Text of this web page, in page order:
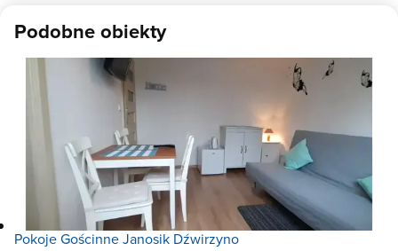
Podobne obiekty
Pokoje Gościnne Janosik Dźwirzyno